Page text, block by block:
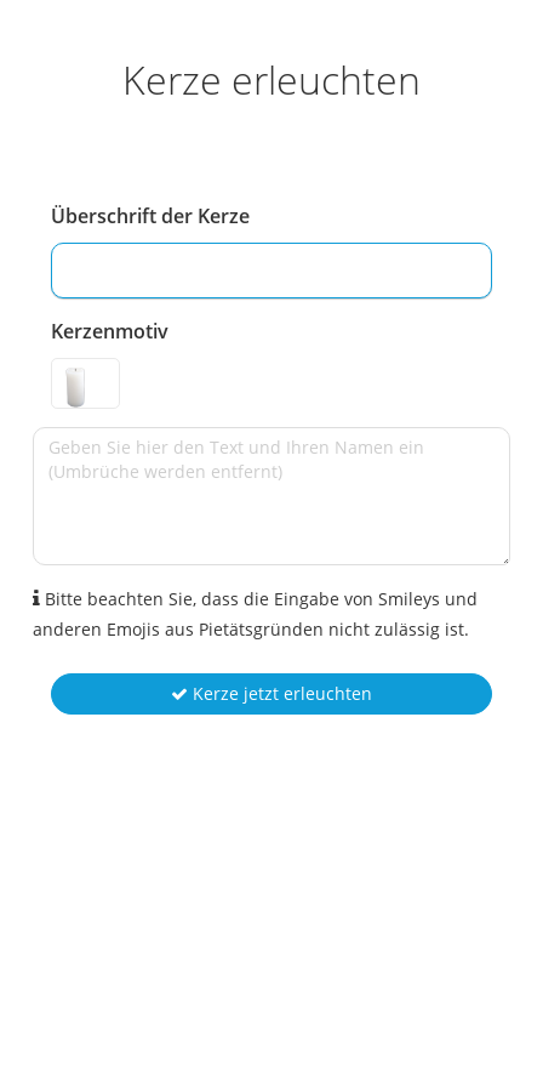
Kerze erleuchten
Überschrift der Kerze
Kerzenmotiv
Bitte beachten Sie, dass die Eingabe von Smileys und
anderen Emojis aus Pietätsgründen nicht zulässig ist.
Kerze jetzt erleuchten